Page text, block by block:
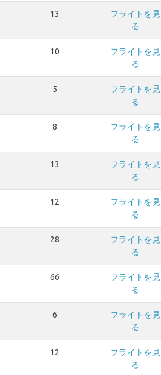
13
フライトを見
る
10
フライトを見
る
5
フライトを見
る
8
フライトを見
る
13
フライトを見
る
12
フライトを見
る
28
フライトを見
る
66
フライトを見
る
6
フライトを見
る
12
フライトを見
る